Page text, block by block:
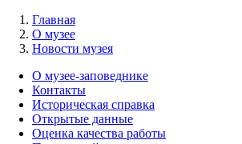
Главная
О музее
Новости музея
О музее-заповеднике
Контакты
Историческая справка
Открытые данные
Оценка качества работы